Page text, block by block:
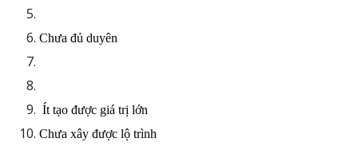
Chưa đủ duyên
Ít tạo được giá trị lớn
Chưa xây được lộ trình